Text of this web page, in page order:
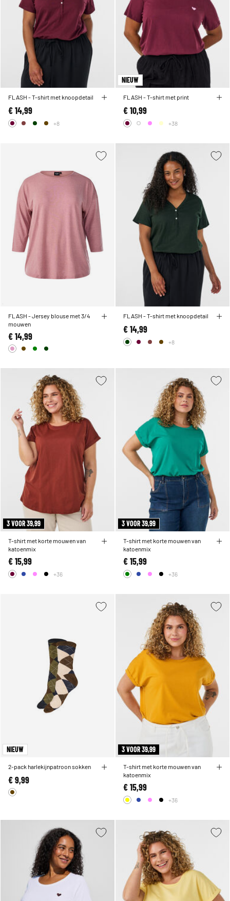
FLASH - T-shirt met knoopdetail
€ 14,99
+8
NIEUW
FLASH - T-shirt met print
€ 10,99
+38
FLASH - Jersey blouse met 3/4
mouwen
€ 14,99
FLASH - T-shirt met knoopdetail
€ 14,99
+8
3 VOOR 39,99
T-shirt met korte mouwen van
katoenmix
€ 15,99
+36
3 VOOR 39,99
T-shirt met korte mouwen van
katoenmix
€ 15,99
+36
NIEUW
2-pack harlekijnpatroon sokken
€ 9,99
3 VOOR 39,99
T-shirt met korte mouwen van
katoenmix
€ 15,99
+36